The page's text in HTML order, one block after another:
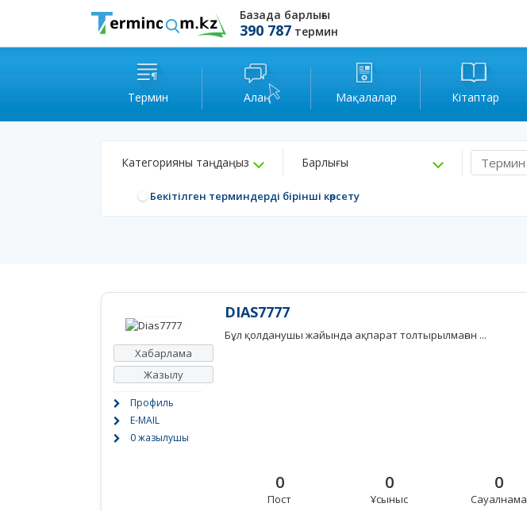
Базада барлығы
390 787 термин
Термин Алаң Мақалалар Кітаптар
Категорияны таңдаңыз Барлығы
Бекітілген терминдерді бірінші көрсету
Хабарлама
Жазылу
Профиль
E-MAIL
0 жазылушы
DIAS7777
Бұл қолданушы жайында ақпарат толтырылмаған ...
0
Пост
0
Ұсыныс
0
Сауалнама